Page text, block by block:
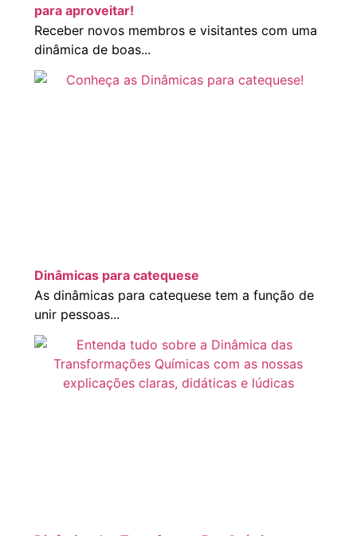
para aproveitar!
Receber novos membros e visitantes com uma
dinâmica de boas...
Dinâmicas para catequese
As dinâmicas para catequese tem a função de
unir pessoas...